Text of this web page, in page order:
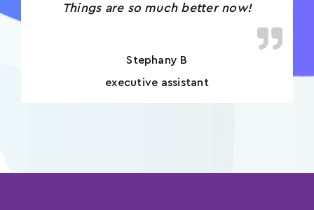
Things are so much better now!
Stephany B
executive assistant